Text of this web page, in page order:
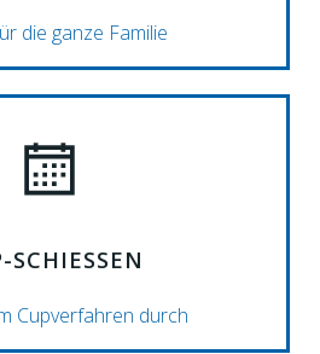
die ganze Familie
SCHIESSEN
Cupverfahren durch